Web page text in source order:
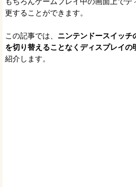
更することができます。
この記事では、 ニンテンドースイッチ
を切り替えることなくディスプレイの
紹介します。